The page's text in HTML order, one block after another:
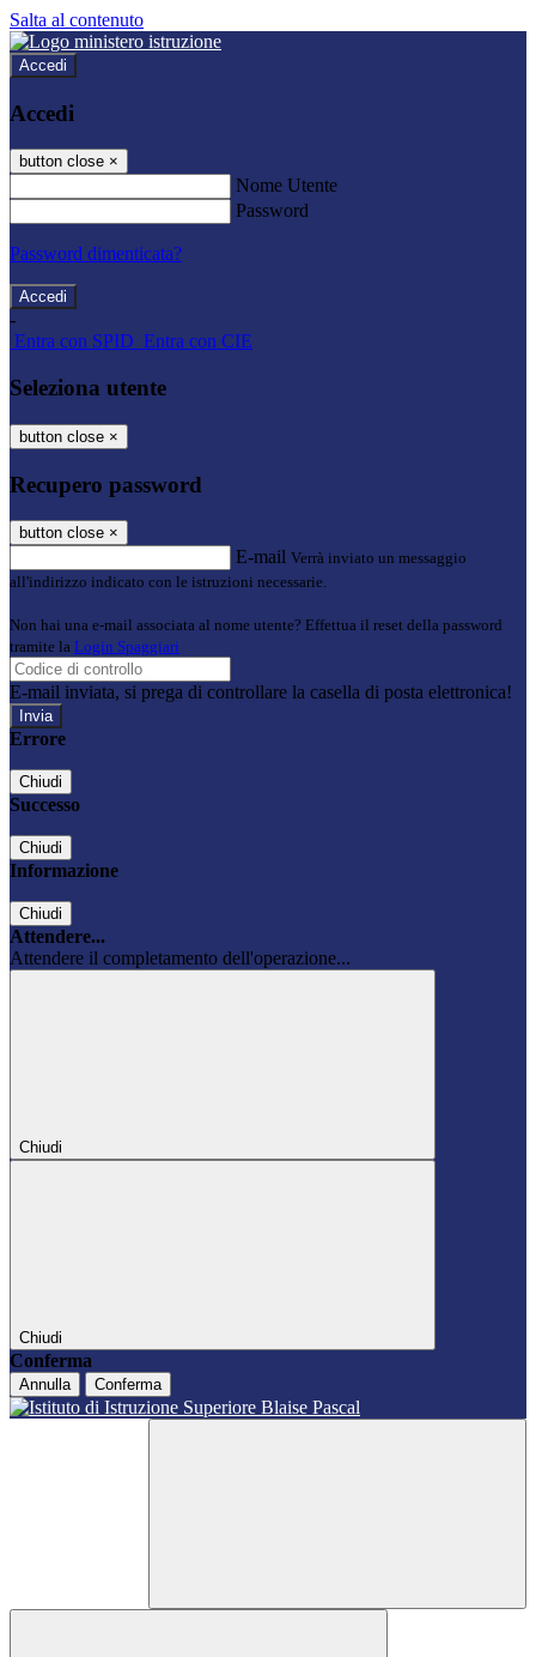
Salta al contenuto
Accedi
Accedi
button close ×
Nome Utente
Password
Password dimenticata?
-
Entra con SPID Entra con CIE
Seleziona utente
button close ×
Recupero password
button close ×
E-mail Verrà inviato un messaggio
all'indirizzo indicato con le istruzioni necessarie.
Non hai una e-mail associata al nome utente? Effettua il reset della password
tramite la Login Spaggiari
E-mail inviata, si prega di controllare la casella di posta elettronica!
Errore
Chiudi
Successo
Chiudi
Informazione
Chiudi
Attendere...
Attendere il completamento dell'operazione...
Chiudi
Chiudi
Conferma
Annulla Conferma